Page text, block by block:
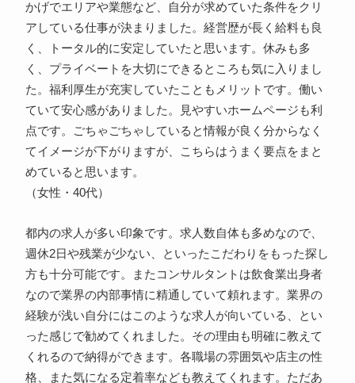
かげでエリアや業態など、自分が求めていた条件をクリ
アしている仕事が決まりました。経営歴が長く給料も良
く、トータル的に安定していたと思います。休みも多
く、プライベートを大切にできるところも気に入りまし
た。福利厚生が充実していたこともメリットです。働い
ていて安心感がありました。見やすいホームページも利
点です。ごちゃごちゃしていると情報が良く分からなく
てイメージが下がりますが、こちらはうまく要点をまと
めていると思います。
（女性・40代）
都内の求人が多い印象です。求人数自体も多めなので、
週休2日や残業が少ない、といったこだわりをもった探し
方も十分可能です。またコンサルタントは飲食業出身者
なので業界の内部事情に精通していて頼れます。業界の
経験が浅い自分にはこのような求人が向いている、とい
った感じで勧めてくれました。その理由も明確に教えて
くれるので納得ができます。各職場の雰囲気や店主の性
格、また気になる定着率なども教えてくれます。ただあ